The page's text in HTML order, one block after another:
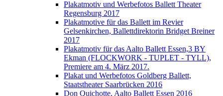
Plakatmotiv und Werbefotos Ballett Theater
Regensburg 2017
Plakatmotive für das Ballett im Revier
Gelsenkirchen, Ballettdirektorin Bridget Breiner
2017
Plakatmotiv für das Aalto Ballett Essen,3 BY
Ekman (FLOCKWORK - TUPLET - TYLL),
Premiere am 4. März 2017.
Plakat und Werbefotos Goldberg Ballett,
Staatstheater Saarbrücken 2016
Don Quichotte, Aalto Ballett Essen 2016